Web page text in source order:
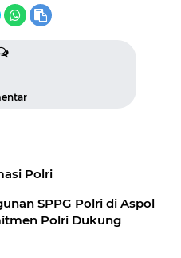
Polri
SPPG Polri di Aspol
Polri Dukung